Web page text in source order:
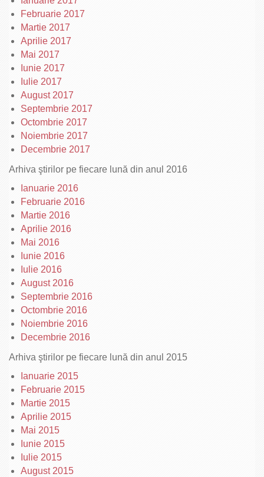
Februarie 2017
Martie 2017
Aprilie 2017
Mai 2017
Iunie 2017
Iulie 2017
August 2017
Septembrie 2017
Octombrie 2017
Noiembrie 2017
Decembrie 2017
Arhiva ştirilor pe fiecare lună din anul 2016
Ianuarie 2016
Februarie 2016
Martie 2016
Aprilie 2016
Mai 2016
Iunie 2016
Iulie 2016
August 2016
Septembrie 2016
Octombrie 2016
Noiembrie 2016
Decembrie 2016
Arhiva ştirilor pe fiecare lună din anul 2015
Ianuarie 2015
Februarie 2015
Martie 2015
Aprilie 2015
Mai 2015
Iunie 2015
Iulie 2015
August 2015